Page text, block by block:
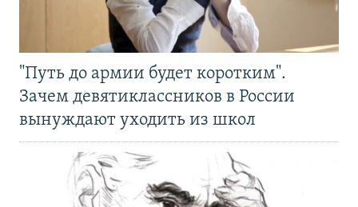
"Путь до армии будет коротким".
Зачем девятиклассников в России
вынуждают уходить из школ